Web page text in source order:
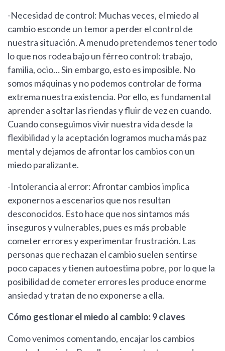
-Necesidad de control: Muchas veces, el miedo al
cambio esconde un temor a perder el control de
nuestra situación. A menudo pretendemos tener todo
lo que nos rodea bajo un férreo control: trabajo,
familia, ocio… Sin embargo, esto es imposible. No
somos máquinas y no podemos controlar de forma
extrema nuestra existencia. Por ello, es fundamental
aprender a soltar las riendas y fluir de vez en cuando.
Cuando conseguimos vivir nuestra vida desde la
flexibilidad y la aceptación logramos mucha más paz
mental y dejamos de afrontar los cambios con un
miedo paralizante.
-Intolerancia al error: Afrontar cambios implica
exponernos a escenarios que nos resultan
desconocidos. Esto hace que nos sintamos más
inseguros y vulnerables, pues es más probable
cometer errores y experimentar frustración. Las
personas que rechazan el cambio suelen sentirse
poco capaces y tienen autoestima pobre, por lo que la
posibilidad de cometer errores les produce enorme
ansiedad y tratan de no exponerse a ella.
Cómo gestionar el miedo al cambio: 9 claves
Como venimos comentando, encajar los cambios